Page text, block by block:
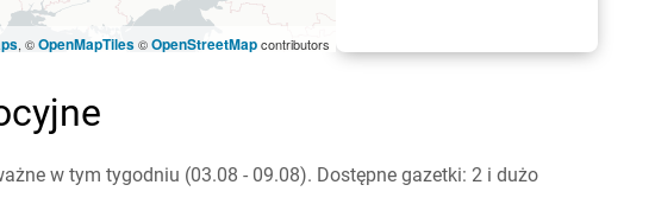
, ©OpenMapTiles©OpenStreetMapcontributors
w tym tygodniu (03.08 - 09.08). Dostępne gazetki: 2 i dużo